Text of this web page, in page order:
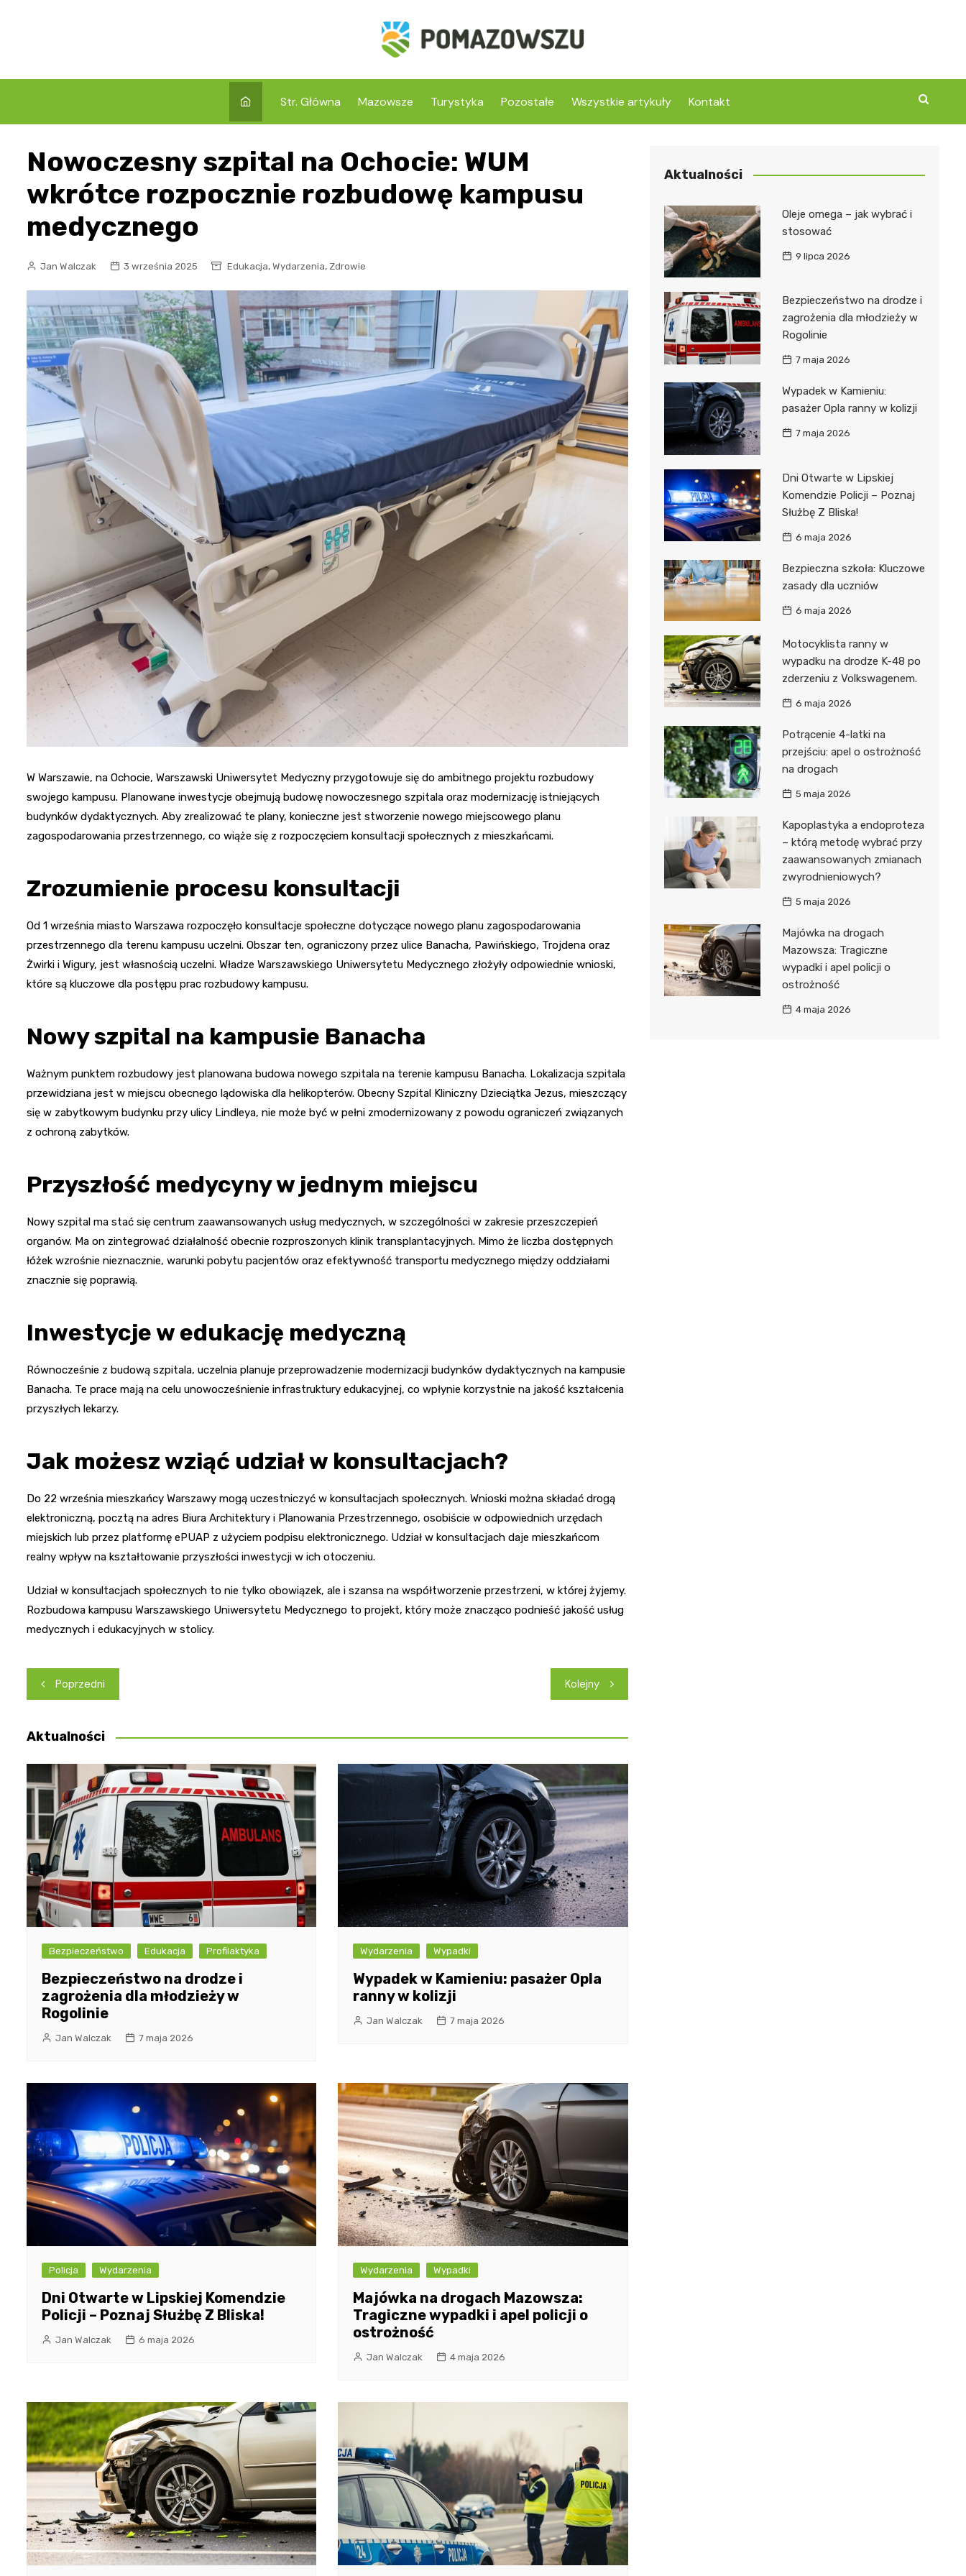
Str. Główna Mazowsze Turystyka Pozostałe Wszystkie artykuły Kontakt
Nowoczesny szpital na Ochocie: WUM
wkrótce rozpocznie rozbudowę kampusu
medycznego
Jan Walczak 3 września 2025 Edukacja, Wydarzenia, Zdrowie
W Warszawie, na Ochocie, Warszawski Uniwersytet Medyczny przygotowuje się do ambitnego projektu rozbudowy
swojego kampusu. Planowane inwestycje obejmują budowę nowoczesnego szpitala oraz modernizację istniejących
budynków dydaktycznych. Aby zrealizować te plany, konieczne jest stworzenie nowego miejscowego planu
zagospodarowania przestrzennego, co wiąże się z rozpoczęciem konsultacji społecznych z mieszkańcami.
Zrozumienie procesu konsultacji
Od 1 września miasto Warszawa rozpoczęło konsultacje społeczne dotyczące nowego planu zagospodarowania
przestrzennego dla terenu kampusu uczelni. Obszar ten, ograniczony przez ulice Banacha, Pawińskiego, Trojdena oraz
Żwirki i Wigury, jest własnością uczelni. Władze Warszawskiego Uniwersytetu Medycznego złożyły odpowiednie wnioski,
które są kluczowe dla postępu prac rozbudowy kampusu.
Nowy szpital na kampusie Banacha
Ważnym punktem rozbudowy jest planowana budowa nowego szpitala na terenie kampusu Banacha. Lokalizacja szpitala
przewidziana jest w miejscu obecnego lądowiska dla helikopterów. Obecny Szpital Kliniczny Dzieciątka Jezus, mieszczący
się w zabytkowym budynku przy ulicy Lindleya, nie może być w pełni zmodernizowany z powodu ograniczeń związanych
z ochroną zabytków.
Przyszłość medycyny w jednym miejscu
Nowy szpital ma stać się centrum zaawansowanych usług medycznych, w szczególności w zakresie przeszczepień
organów. Ma on zintegrować działalność obecnie rozproszonych klinik transplantacyjnych. Mimo że liczba dostępnych
łóżek wzrośnie nieznacznie, warunki pobytu pacjentów oraz efektywność transportu medycznego między oddziałami
znacznie się poprawią.
Inwestycje w edukację medyczną
Równocześnie z budową szpitala, uczelnia planuje przeprowadzenie modernizacji budynków dydaktycznych na kampusie
Banacha. Te prace mają na celu unowocześnienie infrastruktury edukacyjnej, co wpłynie korzystnie na jakość kształcenia
przyszłych lekarzy.
Jak możesz wziąć udział w konsultacjach?
Do 22 września mieszkańcy Warszawy mogą uczestniczyć w konsultacjach społecznych. Wnioski można składać drogą
elektroniczną, pocztą na adres Biura Architektury i Planowania Przestrzennego, osobiście w odpowiednich urzędach
miejskich lub przez platformę ePUAP z użyciem podpisu elektronicznego. Udział w konsultacjach daje mieszkańcom
realny wpływ na kształtowanie przyszłości inwestycji w ich otoczeniu.
Udział w konsultacjach społecznych to nie tylko obowiązek, ale i szansa na współtworzenie przestrzeni, w której żyjemy.
Rozbudowa kampusu Warszawskiego Uniwersytetu Medycznego to projekt, który może znacząco podnieść jakość usług
medycznych i edukacyjnych w stolicy.
Nawigacja
wpisu
Poprzedni Kolejny
Aktualności
Bezpieczeństwo Edukacja Profilaktyka
Bezpieczeństwo na drodze i
zagrożenia dla młodzieży w
Rogolinie
Jan Walczak 7 maja 2026
Wydarzenia Wypadki
Wypadek w Kamieniu: pasażer Opla
ranny w kolizji
Jan Walczak 7 maja 2026
Policja Wydarzenia
Dni Otwarte w Lipskiej Komendzie
Policji – Poznaj Służbę Z Bliska!
Jan Walczak 6 maja 2026
Wydarzenia Wypadki
Majówka na drogach Mazowsza:
Tragiczne wypadki i apel policji o
ostrożność
Jan Walczak 4 maja 2026
Aktualności
Oleje omega – jak wybrać i
stosować
9 lipca 2026
Bezpieczeństwo na drodze i
zagrożenia dla młodzieży w
Rogolinie
7 maja 2026
Wypadek w Kamieniu:
pasażer Opla ranny w kolizji
7 maja 2026
Dni Otwarte w Lipskiej
Komendzie Policji – Poznaj
Służbę Z Bliska!
6 maja 2026
Bezpieczna szkoła: Kluczowe
zasady dla uczniów
6 maja 2026
Motocyklista ranny w
wypadku na drodze K-48 po
zderzeniu z Volkswagenem.
6 maja 2026
Potrącenie 4-latki na
przejściu: apel o ostrożność
na drogach
5 maja 2026
Kapoplastyka a endoproteza
– którą metodę wybrać przy
zaawansowanych zmianach
zwyrodnieniowych?
5 maja 2026
Majówka na drogach
Mazowsza: Tragiczne
wypadki i apel policji o
ostrożność
4 maja 2026